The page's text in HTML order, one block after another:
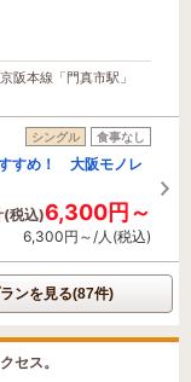
阪本線「門真市駅」
シングル 食事なし
すすめ！ 大阪モノレ
(税込)6,300円～
6,300円～/人(税込)
ンを見る(87件)
セス。